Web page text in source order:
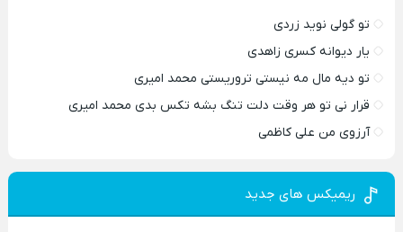
تو گولی نوید زردی
یار دیوانه کسری زاهدی
تو دیه مال مه نیستی تروریستی محمد امیری
قرار نی تو هر وقت دلت تنگ بشه تکس بدی محمد امیری
آرزوی من علی کاظمی
ریمیکس های جدید